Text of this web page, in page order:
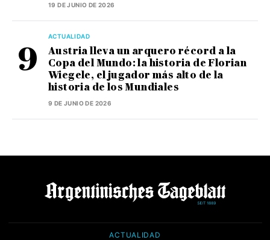
19 DE JUNIO DE 2026
ACTUALIDAD
Austria lleva un arquero récord a la
Copa del Mundo: la historia de Florian
Wiegele, el jugador más alto de la
historia de los Mundiales
9 DE JUNIO DE 2026
ACTUALIDAD